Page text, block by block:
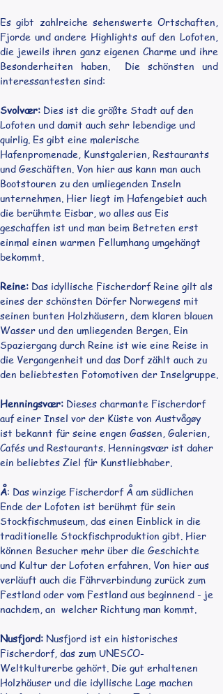
Es gibt zahlreiche sehenswerte Ortschaften,
Fjorde und andere Highlights auf den Lofoten,
die jeweils ihren ganz eigenen Charme und ihre
Besonderheiten haben.  Die schönsten und
interessantesten sind:
Svolvær: Dies ist die größte Stadt auf den
Lofoten und damit auch sehr lebendige und
quirlig. Es gibt eine malerische
Hafenpromenade, Kunstgalerien, Restaurants
und Geschäften. Von hier aus kann man auch
Bootstouren zu den umliegenden Inseln
unternehmen. Hier liegt im Hafengebiet auch
die berühmte Eisbar, wo alles aus Eis
geschaffen ist und man beim Betreten erst
einmal einen warmen Fellumhang umgehängt
bekommt.
Reine: Das idyllische Fischerdorf Reine gilt als
eines der schönsten Dörfer Norwegens mit
seinen bunten Holzhäusern, dem klaren blauen
Wasser und den umliegenden Bergen. Ein
Spaziergang durch Reine ist wie eine Reise in
die Vergangenheit und das Dorf zählt auch zu
den beliebtesten Fotomotiven der Inselgruppe.
Henningsvær: Dieses charmante Fischerdorf
auf einer Insel vor der Küste von Austvågøy
ist bekannt für seine engen Gassen, Galerien,
Cafés und Restaurants. Henningsvær ist daher
ein beliebtes Ziel für Kunstliebhaber.
Å: Das winzige Fischerdorf Å am südlichen
Ende der Lofoten ist berühmt für sein
Stockfischmuseum, das einen Einblick in die
traditionelle Stockfischproduktion gibt. Hier
können Besucher mehr über die Geschichte
und Kultur der Lofoten erfahren. Von hier aus
verläuft auch die Fährverbindung zurück zum
Festland oder vom Festland aus beginnend - je
nachdem, an  welcher Richtung man kommt.
Nusfjord: Nusfjord ist ein historisches
Fischerdorf, das zum UNESCO-
Weltkulturerbe gehört. Die gut erhaltenen
Holzhäuser und die idyllische Lage machen